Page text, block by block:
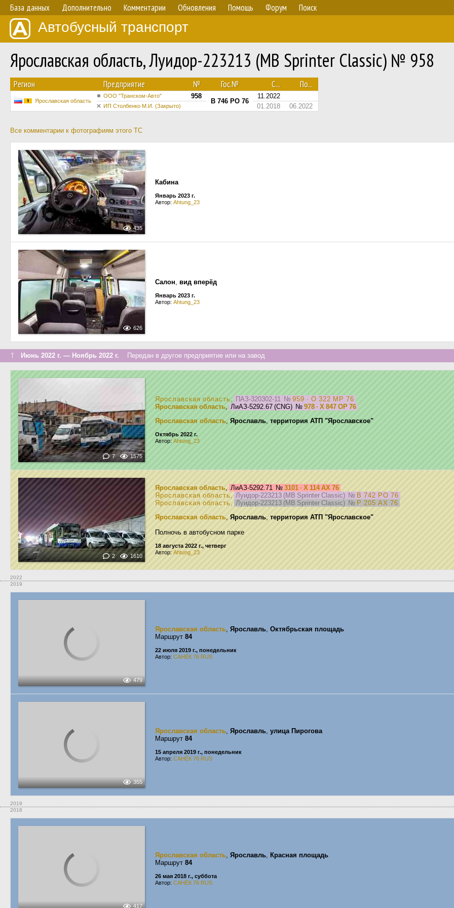
База данных Дополнительно Комментарии Обновления Помощь Форум Поиск
Автобусный транспорт
Ярославская область, Луидор-223213 (MB Sprinter Classic) № 958
Регион Предприятие № Гос.№ С... По...
Ярославская область
ООО "Транском-Авто" 958
В 746 РО 76
11.2022
ИП Столбенко М.И. (Закрыто) 01.2018 06.2022
Все комментарии к фотографиям этого ТС
435
Кабина
Январь 2023 г.
Автор: Ahtung_23
626
Салон, вид вперёд
Январь 2023 г.
Автор: Ahtung_23
↑ Июнь 2022 г. — Ноябрь 2022 г. Передан в другое предприятие или на завод
7 1575
Ярославская область, ПАЗ-320302-11 № 959 · О 322 МР 76
Ярославская область, ЛиАЗ-5292.67 (CNG) № 978 · Х 847 ОР 76
Ярославская область, Ярославль, территория АТП "Ярославское"
Октябрь 2022 г.
Автор: Ahtung_23
2 1610
Ярославская область, ЛиАЗ-5292.71 № 3101 · Х 114 АХ 76
Ярославская область, Луидор-223213 (MB Sprinter Classic) № В 742 РО 76
Ярославская область, Луидор-223213 (MB Sprinter Classic) № Р 205 АХ 76
Ярославская область, Ярославль, территория АТП "Ярославское"
Полночь в автобусном парке
18 августа 2022 г., четверг
Автор: Ahtung_23
2022
2019
479
Ярославская область, Ярославль, Октябрьская площадь
Маршрут 84
22 июля 2019 г., понедельник
Автор: САНЁК 76 RUS
355
Ярославская область, Ярославль, улица Пирогова
Маршрут 84
15 апреля 2019 г., понедельник
Автор: САНЁК 76 RUS
2019
2018
417
Ярославская область, Ярославль, Красная площадь
Маршрут 84
26 мая 2018 г., суббота
Автор: САНЁК 76 RUS